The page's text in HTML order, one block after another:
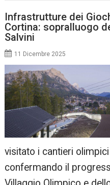
Infrastrutture dei
Cortina: sopralluogo
Salvini
11 Dicembre 2025
visitato i cantieri
confermando il